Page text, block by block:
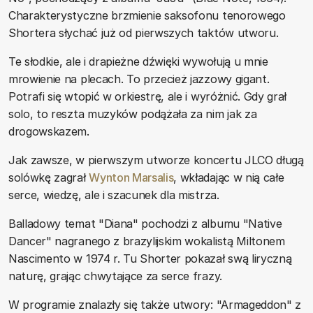
Charakterystyczne brzmienie saksofonu tenorowego
Shortera słychać już od pierwszych taktów utworu.
Te słodkie, ale i drapieżne dźwięki wywołują u mnie
mrowienie na plecach. To przecież jazzowy gigant.
Potrafi się wtopić w orkiestrę, ale i wyróżnić. Gdy grał
solo, to reszta muzyków podążała za nim jak za
drogowskazem.
Jak zawsze, w pierwszym utworze koncertu JLCO długą
solówkę zagrałWynton Marsalis, wkładając w nią całe
serce, wiedzę, ale i szacunek dla mistrza.
Balladowy temat "Diana" pochodzi z albumu "Native
Dancer" nagranego z brazylijskim wokalistą Miltonem
Nascimento w 1974 r. Tu Shorter pokazał swą liryczną
naturę, grając chwytające za serce frazy.
W programie znalazły się także utwory: "Armageddon" z